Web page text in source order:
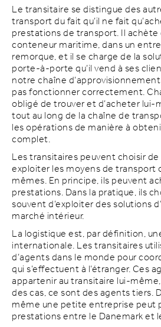
Le transitaire se distingue des
transport du fait qu’il ne fait
prestations de transport. Il achète
conteneur maritime, dans un
remorque, et il se charge de la
porte-à-porte qu’il vend à ses
notre chaîne
pas fonctionner correctement.
obligé de trouver et d’acheter
tout au long de la chaîne de
les opérations de manière à
complet.
Les transitaires peuvent choisir
exploiter les moyens de transport
mêmes. En principe, ils peuvent
prestations. Dans la pratique, ils
souvent d’exploiter des solutions
marché intérieur.
La logistique est, par définition,
internationale. Les transitaires
d’agents dans le monde pour
qui s’effectuent à l’étranger. Ces
appartenir au transitaire lui-
des cas, ce sont des agents tiers.
même une petite entreprise peut
prestations entre le Danemark et